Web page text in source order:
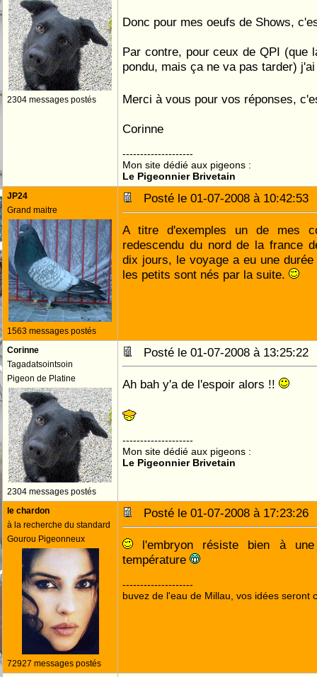
2304 messages postés
Donc pour mes oeufs de Shows,
Par contre, pour ceux de QPI (que
pondu, mais ça ne va pas tarder)
Merci à vous pour vos réponses,
Corinne
--------------------
Mon site dédié aux pigeons :
Le Pigeonnier Brivetain
JP24
Grand maitre
1563 messages postés
Posté le 01-07-2008 à
A titre d'exemples un de mes
redescendu du nord de la france
dix jours, le voyage a eu une
les petits sont nés par la suite.
Corinne
Tagadatsointsoin
Pigeon de Platine
2304 messages postés
Posté le 01-07-2008 à
Ah bah y'a de l'espoir alors !!
--------------------
Mon site dédié aux pigeons :
Le Pigeonnier Brivetain
le chardon
à la recherche du standard
Gourou Pigeonneux
72927 messages postés
Posté le 01-07-2008 à
l'embryon résiste bien à
température
--------------------
buvez de l'eau de Millau, vos idées seront